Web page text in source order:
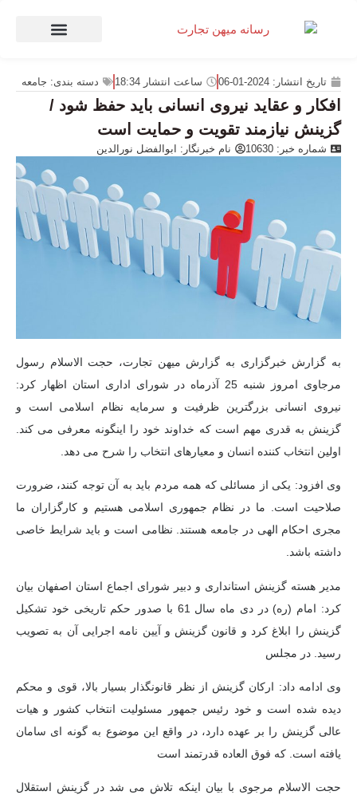
تاریخ انتشار: 2024-01-06 ساعت انتشار 18:34 دسته بندی: جامعه
افکار و عقاید نیروی انسانی باید حفظ شود /
گزینش نیازمند تقویت و حمایت است
شماره خبر: 10630 نام خبرنگار: ابوالفضل نورالدین
به گزارش خبرگزاری به گزارش میهن تجارت، حجت الاسلام رسول
مرجاوی امروز شنبه 25 آذرماه در شورای اداری استان اظهار کرد:
نیروی انسانی بزرگترین ظرفیت و سرمایه نظام اسلامی است و
گزینش به قدری مهم است که خداوند خود را اینگونه معرفی می کند.
اولین انتخاب کننده انسان و معیارهای انتخاب را شرح می دهد.
وی افزود: یکی از مسائلی که همه مردم باید به آن توجه کنند، ضرورت
صلاحیت است. ما در نظام جمهوری اسلامی هستیم و کارگزاران ما
مجری احکام الهی در جامعه هستند. نظامی است و باید شرایط خاصی
داشته باشد.
مدیر هسته گزینش استانداری و دبیر شورای اجماع استان اصفهان بیان
کرد: امام (ره) در دی ماه سال 61 با صدور حکم تاریخی خود تشکیل
گزینش را ابلاغ کرد و قانون گزینش و آیین نامه اجرایی آن به تصویب
رسید. در مجلس
وی ادامه داد: ارکان گزینش از نظر قانونگذار بسیار بالا، قوی و محکم
دیده شده است و خود رئیس جمهور مسئولیت انتخاب کشور و هیات
عالی گزینش را بر عهده دارد، در واقع این موضوع به گونه ای سامان
یافته است. که فوق العاده قدرتمند است
حجت الاسلام مرجوی با بیان اینکه تلاش می شد در گزینش استقلال